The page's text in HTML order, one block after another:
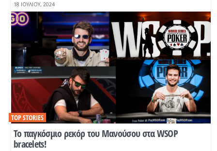
18 ΙΟΥΛΊΟΥ, 2024
Το παγκόσμιο ρεκόρ του Μανούσου στα WSOP
bracelets!
TOP STORIES